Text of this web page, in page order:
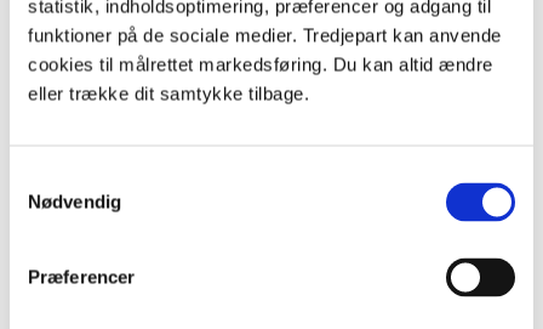
statistik, indholdsoptimering, præferencer og adgang til
funktioner på de sociale medier. Tredjepart kan anvende
cookies til målrettet markedsføring. Du kan altid ændre
eller trække dit samtykke tilbage.
Nødvendig
Præferencer
træer. Når der tyndes ud, banes vejen for at andre
træer kan vokse sig store. Resttræ fra skovdriften
(grene, trætoppe og tynde stammer) er træ, som ikke
egner sig til møbler, gulve eller andre træprodukter.
kraftvarmeværkerne i stedet for kul (sort energi). Hvis
som er fornybar og dermed ikke slipper op.